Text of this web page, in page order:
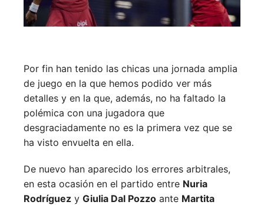
Por fin han tenido las chicas una jornada amplia
de juego en la que hemos podido ver más
detalles y en la que, además, no ha faltado la
polémica con una jugadora que
desgraciadamente no es la primera vez que se
ha visto envuelta en ella.
De nuevo han aparecido los errores arbitrales,
en esta ocasión en el partido entre Nuria
Rodríguez y Giulia Dal Pozzo ante Martita